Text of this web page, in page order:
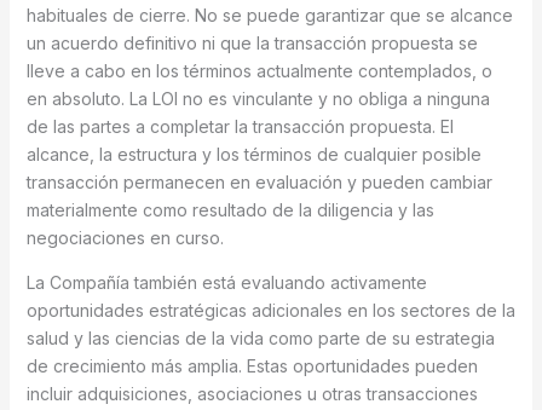
habituales de cierre. No se puede garantizar que se alcance
un acuerdo definitivo ni que la transacción propuesta se
lleve a cabo en los términos actualmente contemplados, o
en absoluto. La LOI no es vinculante y no obliga a ninguna
de las partes a completar la transacción propuesta. El
alcance, la estructura y los términos de cualquier posible
transacción permanecen en evaluación y pueden cambiar
materialmente como resultado de la diligencia y las
negociaciones en curso.
La Compañía también está evaluando activamente
oportunidades estratégicas adicionales en los sectores de la
salud y las ciencias de la vida como parte de su estrategia
de crecimiento más amplia. Estas oportunidades pueden
incluir adquisiciones, asociaciones u otras transacciones